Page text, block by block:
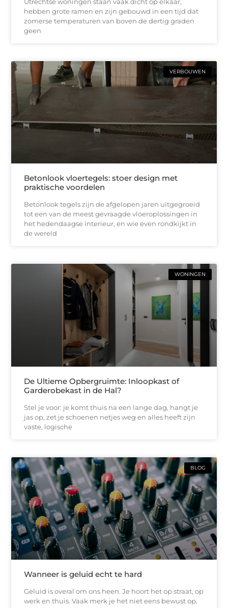
hebben grote ramen en zijn gebouwd in een tijd dat
zomerse temperaturen van boven de dertig graden
geen
VERBOUWEN
Betonlook vloertegels: stoer design met
praktische voordelen
Betonlook tegels zijn de afgelopen jaren uitgegroeid
tot een van de meest gevraagde vloeroplossingen in
het hedendaagse interieur, en wie even rondkijkt in
de wereld
WONINGEN
De Ultieme Opbergruimte: Inloopkast of
Garderobekast in de Hal?
Stel je voor: je komt thuis na een lange dag, hangt je
jas op, zet je schoenen netjes weg en alles heeft zijn
vaste, logische
BLOG
Wanneer is geluid echt te hard
Geluid is overal om ons heen. Je hoort het op straat, op
werk en thuis. Vaak merk je het niet eens bewust op.